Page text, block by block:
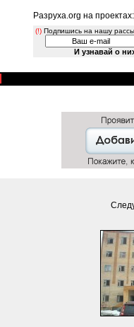
Разруха.org на проектах:
(!)Подпишись на нашу
И узнавай о